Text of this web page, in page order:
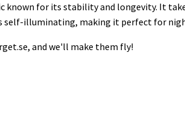
for its stability and longevity. It
self-illuminating, making it perfect for
, and we'll make them fly!